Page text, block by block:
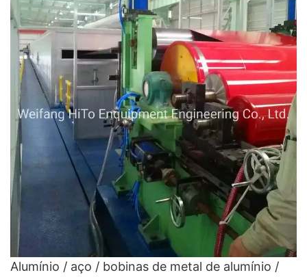
Alumínio / aço / bobinas de metal de alumínio /